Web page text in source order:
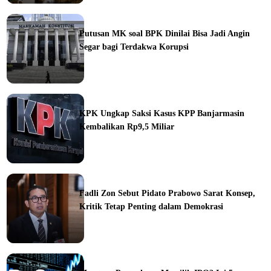
Putusan MK soal BPK Dinilai Bisa Jadi Angin
Segar bagi Terdakwa Korupsi
KPK Ungkap Saksi Kasus KPP Banjarmasin
Kembalikan Rp9,5 Miliar
Fadli Zon Sebut Pidato Prabowo Sarat Konsep,
Kritik Tetap Penting dalam Demokrasi